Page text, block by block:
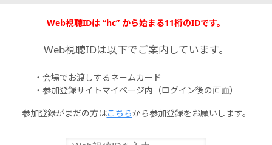
Web視聴IDは “hc” から始まる11桁のIDです。
Web視聴IDは以下でご案内しています。
・会場でお渡しするネームカード
・参加登録サイトマイページ内（ログイン後の画面）
参加登録がまだの方はこちらから参加登録をお願いします。